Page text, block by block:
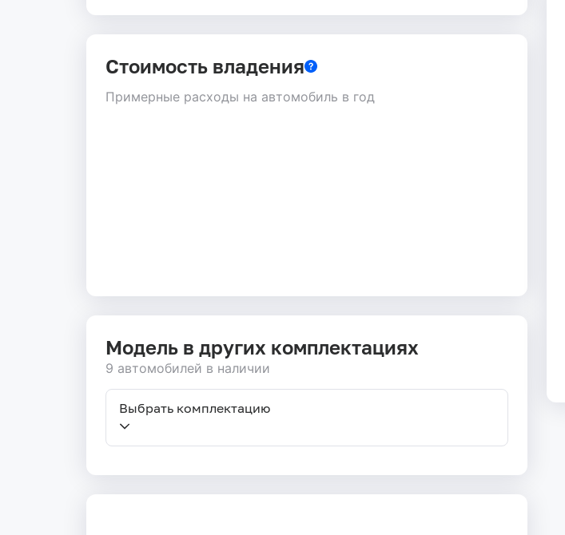
Стоимость владения
Примерные расходы на автомобиль в год
Модель в других комплектациях
9 автомобилей в наличии
Выбрать комплектацию